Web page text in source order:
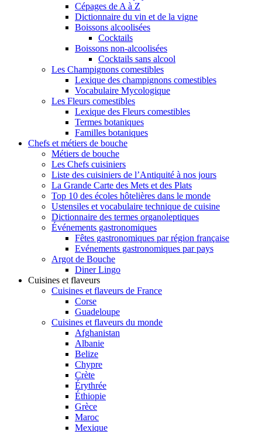
Cépages de A à Z
Dictionnaire du vin et de la vigne
Boissons alcoolisées
Cocktails
Boissons non-alcoolisées
Cocktails sans alcool
Les Champignons comestibles
Lexique des champignons comestibles
Vocabulaire Mycologique
Les Fleurs comestibles
Lexique des Fleurs comestibles
Termes botaniques
Familles botaniques
Chefs et métiers de bouche
Métiers de bouche
Les Chefs cuisiniers
Liste des cuisiniers de l’Antiquité à nos jours
La Grande Carte des Mets et des Plats
Top 10 des écoles hôtelières dans le monde
Ustensiles et vocabulaire technique de cuisine
Dictionnaire des termes organoleptiques
Événements gastronomiques
Fêtes gastronomiques par région française
Evénements gastronomiques par pays
Argot de Bouche
Diner Lingo
Cuisines et flaveurs
Cuisines et flaveurs de France
Corse
Guadeloupe
Cuisines et flaveurs du monde
Afghanistan
Albanie
Belize
Chypre
Crète
Érythrée
Éthiopie
Grèce
Maroc
Mexique